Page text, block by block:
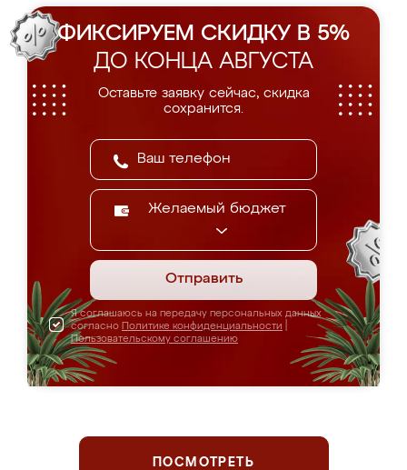
ФИКСИРУЕМ СКИДКУ В 5%
ДО КОНЦА АВГУСТА
Оставьте заявку сейчас, скидка
сохранится.
Желаемый бюджет
Отправить
Я соглашаюсь на передачу персональных данных
согласно Политике конфиденциальности
Пользовательскому соглашению
ПОСМОТРЕТЬ